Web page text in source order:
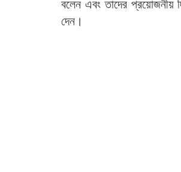
বলেন এবং তাদের প্রয়োজনীয়
দেন।